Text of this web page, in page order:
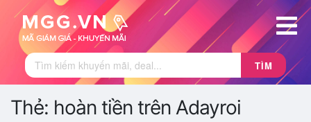
TÌM
Thẻ: hoàn tiền trên Adayroi